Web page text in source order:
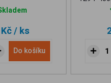
Kč/ ks
Do košíku